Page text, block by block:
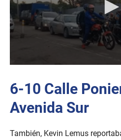
6-10 Calle
Avenida Sur
También, Kevin Lemus